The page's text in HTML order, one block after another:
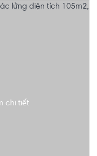
chi tiết